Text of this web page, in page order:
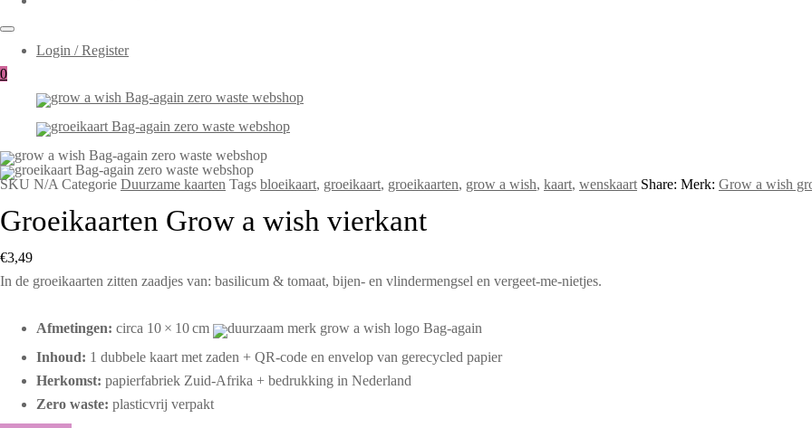
Login / Register
0
SKU N/A Categorie Duurzame kaarten Tags bloeikaart, groeikaart, groeikaarten, grow a wish, kaart, wenskaart Share: Merk: Grow a wish
Groeikaarten Grow a wish vierkant
€3,49
In de groeikaarten zitten zaadjes van: basilicum & tomaat, bijen- en vlindermengsel en vergeet-me-nietjes.
Afmetingen: circa 10 × 10 cm
Inhoud: 1 dubbele kaart met zaden + QR-code en envelop van gerecycled papier
Herkomst: papierfabriek Zuid-Afrika + bedrukking in Nederland
Zero waste: plasticvrij verpakt